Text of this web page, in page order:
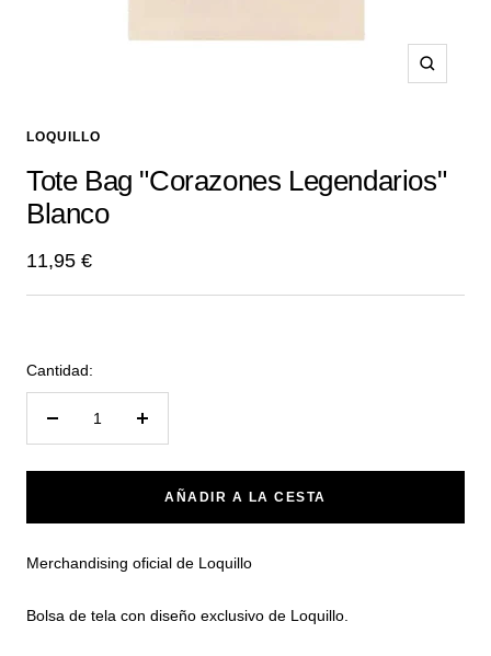
Zoom
LOQUILLO
Tote Bag "Corazones Legendarios"
Blanco
Precio
de
11,95 €
Cantidad:
AÑADIR A LA CESTA
Merchandising oficial de Loquillo
Bolsa de tela con diseño exclusivo de Loquillo.